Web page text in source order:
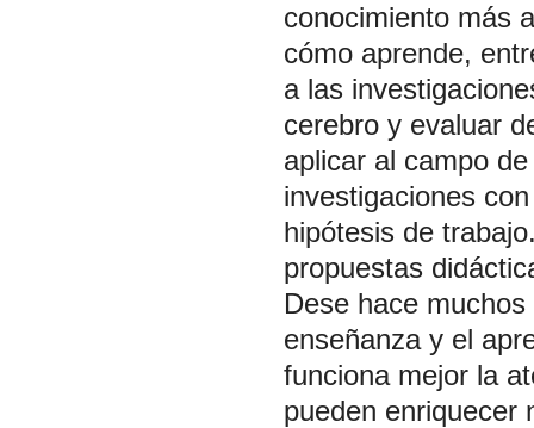
conocimiento más
cómo aprende,
a las
cerebro y evaluar
aplicar al campo
investigaciones
hipótesis de
propuestas
Dese hace
enseñanza y el
funciona mejor la
pueden enriquecer